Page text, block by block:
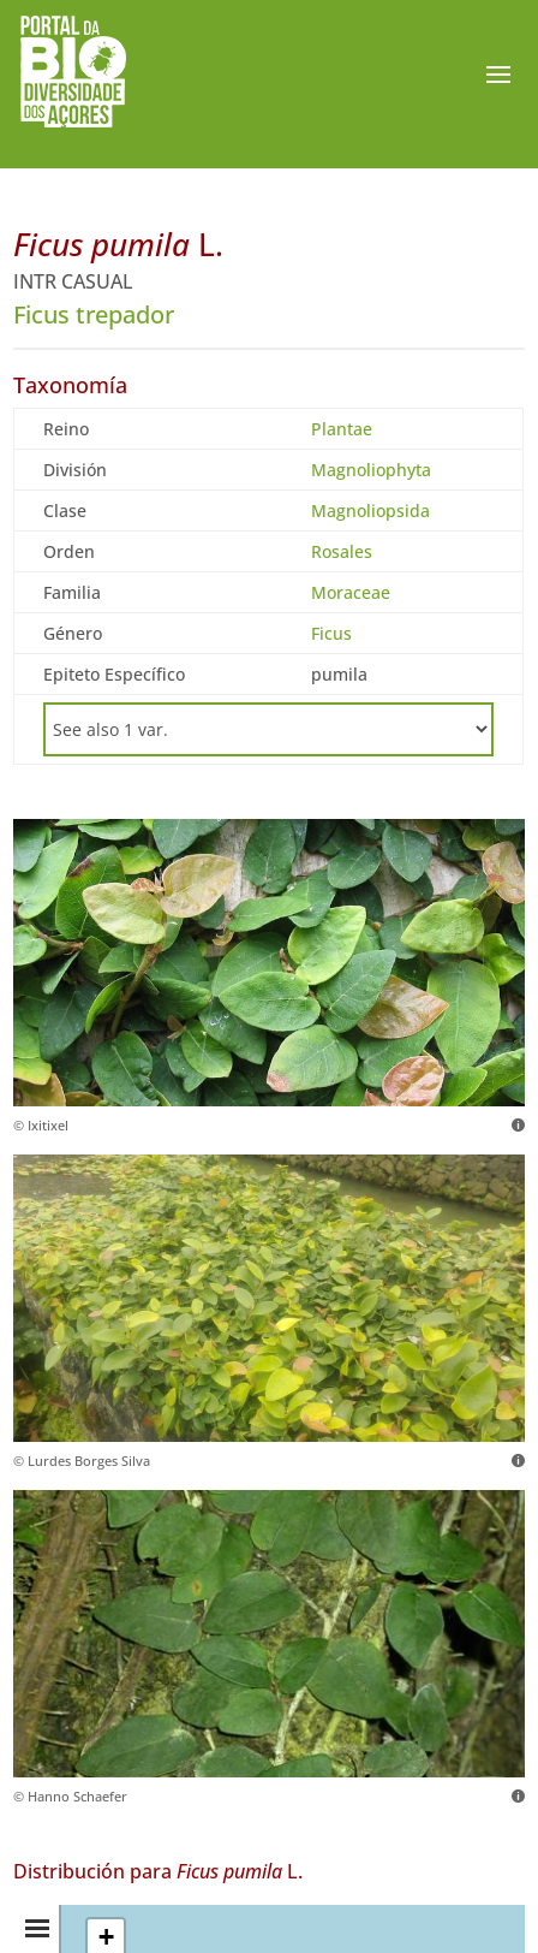
Ficus pumila L.
INTR CASUAL
Ficus trepador
Taxonomía
Reino
Plantae
División
Magnoliophyta
Clase
Magnoliopsida
Orden
Rosales
Familia
Moraceae
Género
Ficus
Epiteto Específico
pumila
© Ixitixel
© Lurdes Borges Silva
© Hanno Schaefer
Distribución paraFicus pumila L.
Resumen
+